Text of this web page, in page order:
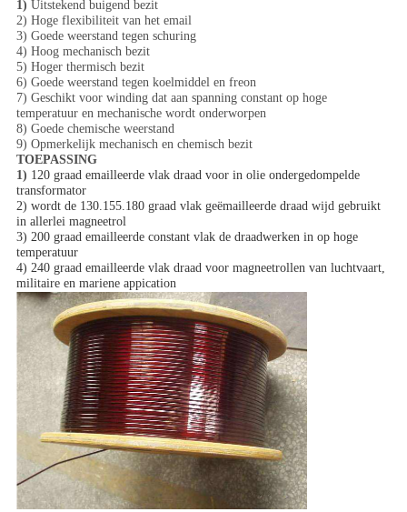
1) Uitstekend buigend bezit
2) Hoge flexibiliteit van het email
3) Goede weerstand tegen schuring
4) Hoog mechanisch bezit
5) Hoger thermisch bezit
6) Goede weerstand tegen koelmiddel en freon
7) Geschikt voor winding dat aan spanning constant op hoge
temperatuur en mechanische wordt onderworpen
8) Goede chemische weerstand
9) Opmerkelijk mechanisch en chemisch bezit
TOEPASSING
1) 120 graad emailleerde vlak draad voor in olie ondergedompelde
transformator
2) wordt de 130.155.180 graad vlak geëmailleerde draad wijd gebruikt
in allerlei magneetrol
3) 200 graad emailleerde constant vlak de draadwerken in op hoge
temperatuur
4) 240 graad emailleerde vlak draad voor magneetrollen van luchtvaart,
militaire en mariene appication